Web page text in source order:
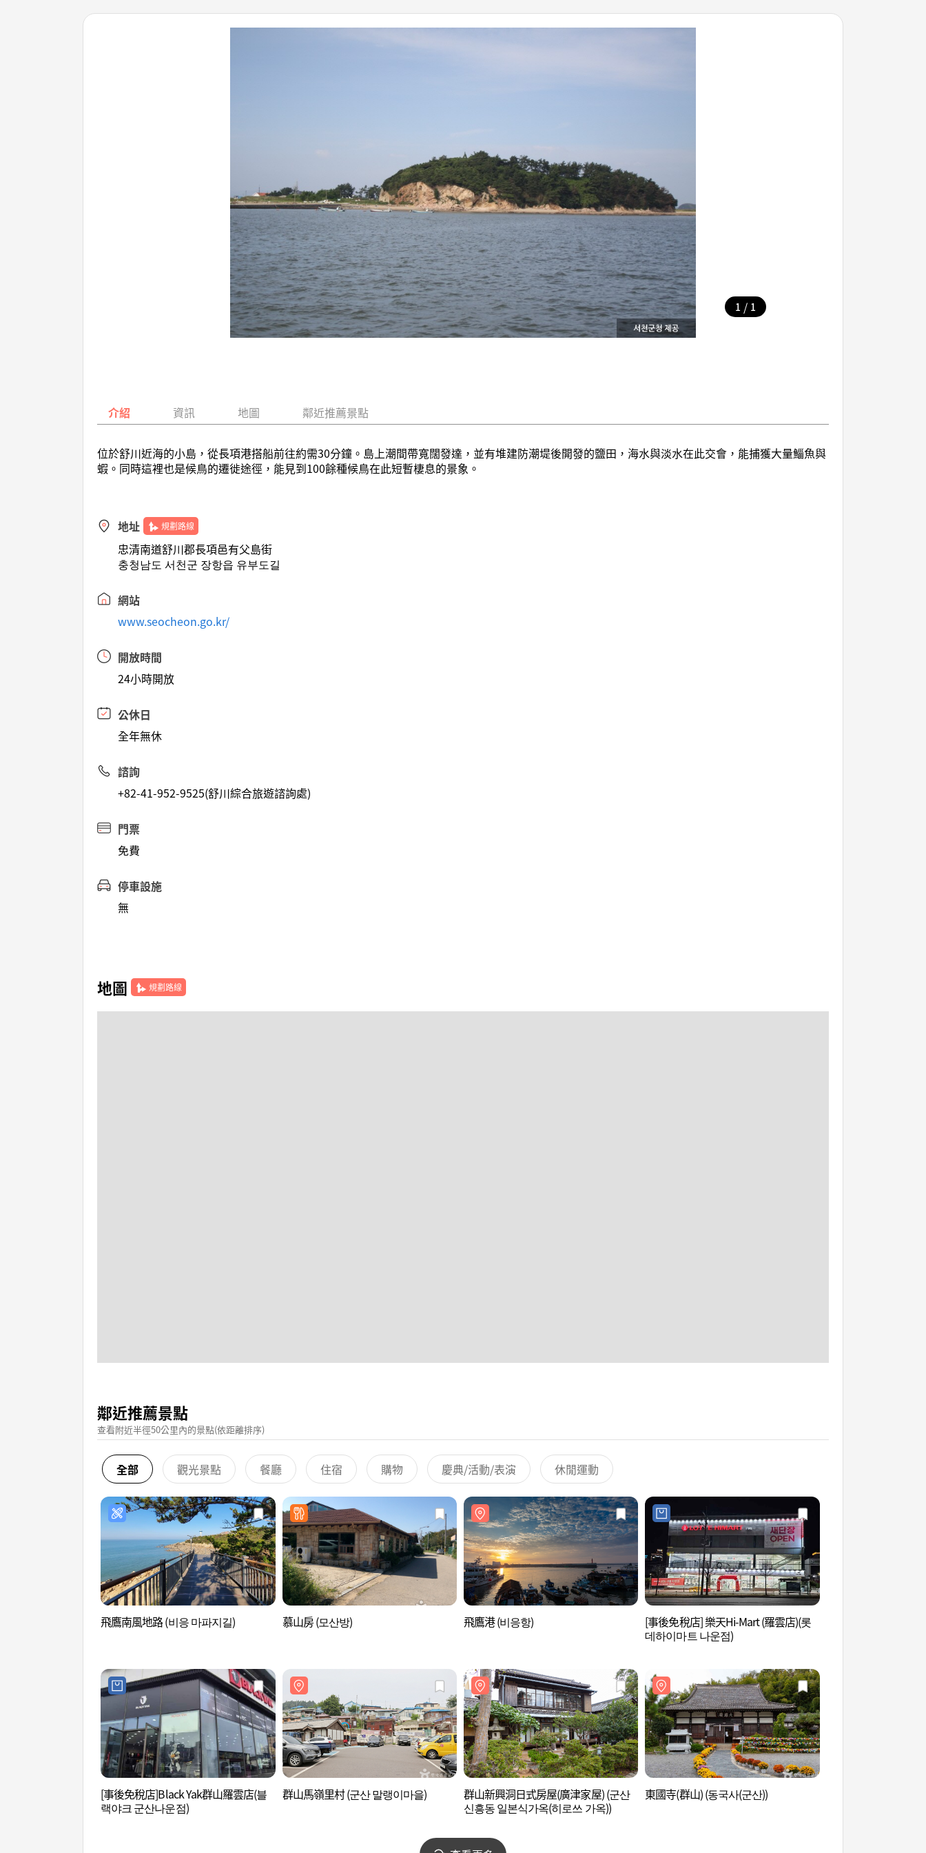
1 / 1
介紹 資訊 地圖 鄰近推薦景點
位於舒川近海的小島，從長項港搭船前往約需30分鐘。島上潮間帶寬闊發達，並有堆建防潮堤後開發的鹽田，海水與淡水在此交會，能捕獲大量鯔魚與
蝦。同時這裡也是候鳥的遷徙途徑，能見到100餘種候鳥在此短暫棲息的景象。
地址 規劃路線
忠清南道舒川郡長項邑有父島街
충청남도 서천군 장항읍 유부도길
網站
www.seocheon.go.kr/
開放時間
24小時開放
公休日
全年無休
諮詢
+82-41-952-9525(舒川綜合旅遊諮詢處)
門票
免費
停車設施
無
地圖 規劃路線
鄰近推薦景點
查看附近半徑50公里內的景點(依距離排序)
全部 觀光景點 餐廳 住宿 購物 慶典/活動/表演 休閒運動
飛鷹南風地路 (비응 마파지길) 慕山房 (모산방) 飛鷹港 (비응항)
[事後免稅店] 樂天Hi-Mart (羅雲店)(롯
데하이마트 나운점)
[事後免稅店]Black Yak群山羅雲店(블
랙야크 군산나운점)
群山馬嶺里村 (군산 말랭이마을)
群山新興洞日式房屋(廣津家屋) (군산
신흥동 일본식가옥(히로쓰 가옥))
東國寺(群山) (동국사(군산))